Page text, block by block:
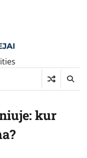
kur